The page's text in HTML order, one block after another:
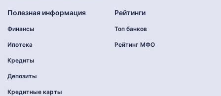
Полезная информация
Финансы
Ипотека
Кредиты
Депозиты
Кредитные карты
Рейтинги
Топ банков
Рейтинг МФО